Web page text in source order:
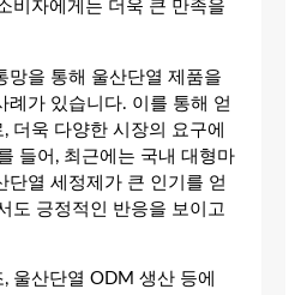
비자에게는 더욱 큰 만족을
망을 통해 울산단열 제품을
례가 있습니다. 이를 통해 얻
더욱 다양한 시장의 요구에
들어, 최근에는 국내 대형마
단열 세정제가 큰 인기를 얻
도 긍정적인 반응을 보이고
울산단열 ODM 생산 등에